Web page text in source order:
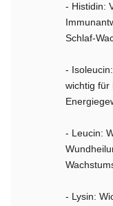
- Histidin:
Schlaf-
-
wichtig für
- Leucin:
- Lysin: